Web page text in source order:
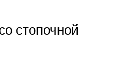
стопочной